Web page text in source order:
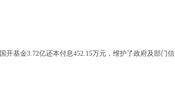
开基金3.72亿还本付息452.15万元，维护了政府及部门信